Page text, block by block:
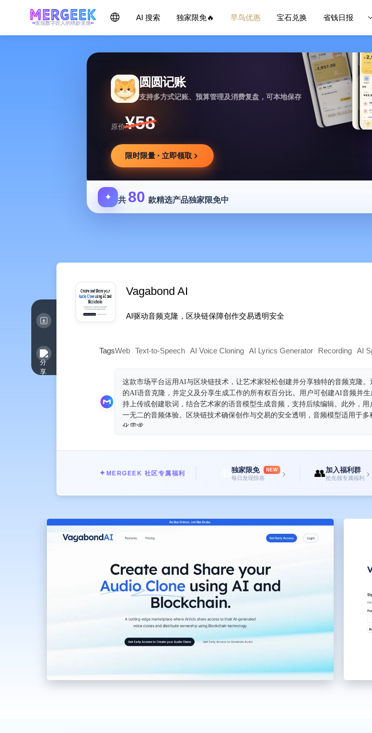
发现数字匠人的绝妙灵感
AI 搜索 独家限免🔥 早鸟优惠 宝石兑换 省钱日报
圆圆记账
支持多方式记账、预算管理及消费复盘，可本地保存
原价¥58
限时限量 · 立即领取
✦ 共 80 款精选产品独家限免中
Vagabond AI
AI驱动音频克隆，区块链保障创作交易透明安全
TagsWeb Text-to-Speech AI Voice Cloning AI Lyrics Generator Recording AI
这款市场平台运用AI与区块链技术，让艺术家轻松创建并分享独特的音频克隆
的AI语音克隆，并定义及分享生成工作的所有权百分比。用户可创建AI音频并
持上传或创建歌词，结合艺术家的语音模型生成音频，支持后续编辑。此外，
一无二的音频体验。区块链技术确保创作与交易的安全透明，音频模型适用于
化需求。
✦ MERGEEK 社区专属福利 独家限免 NEW
每日发现惊喜 › 👥加入福利群
抢先领专属福利 ›